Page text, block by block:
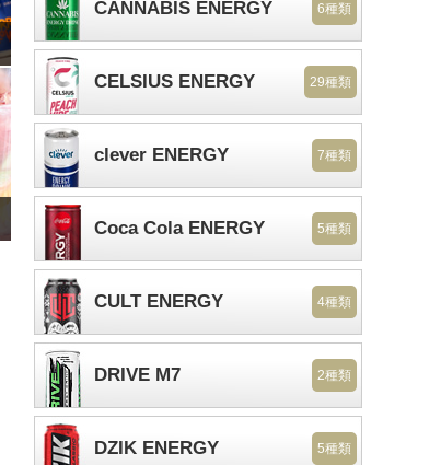
CANNABIS ENERGY 6種類
CELSIUS ENERGY 29種類
clever ENERGY 7種類
Coca Cola ENERGY 5種類
CULT ENERGY 4種類
DRIVE M7 2種類
DZIK ENERGY 5種類